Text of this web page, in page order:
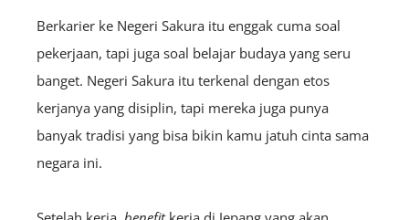
Berkarier ke Negeri Sakura itu enggak cuma soal
pekerjaan, tapi juga soal belajar budaya yang seru
banget. Negeri Sakura itu terkenal dengan etos
kerjanya yang disiplin, tapi mereka juga punya
banyak tradisi yang bisa bikin kamu jatuh cinta sama
negara ini.